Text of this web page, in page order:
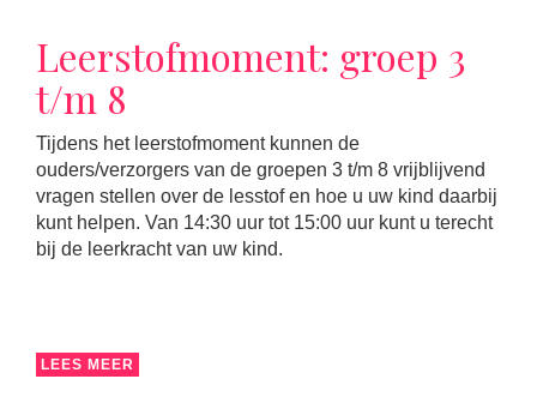
Leerstofmoment: groep 3
t/m 8
Tijdens het leerstofmoment kunnen de
ouders/verzorgers van de groepen 3 t/m 8 vrijblijvend
vragen stellen over de lesstof en hoe u uw kind daarbij
kunt helpen. Van 14:30 uur tot 15:00 uur kunt u terecht
bij de leerkracht van uw kind.
LEES MEER